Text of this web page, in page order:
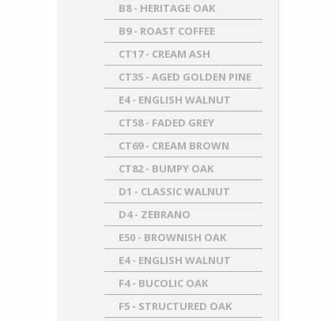
B8 - HERITAGE OAK
B9 - ROAST COFFEE
CT17 - CREAM ASH
CT35 - AGED GOLDEN PINE
E4 - ENGLISH WALNUT
CT58 - FADED GREY
CT69 - CREAM BROWN
CT82 - BUMPY OAK
D1 - CLASSIC WALNUT
D4 - ZEBRANO
E50 - BROWNISH OAK
E4 - ENGLISH WALNUT
F4 - BUCOLIC OAK
F5 - STRUCTURED OAK